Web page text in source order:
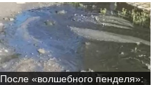
После «волшебного пенделя»: